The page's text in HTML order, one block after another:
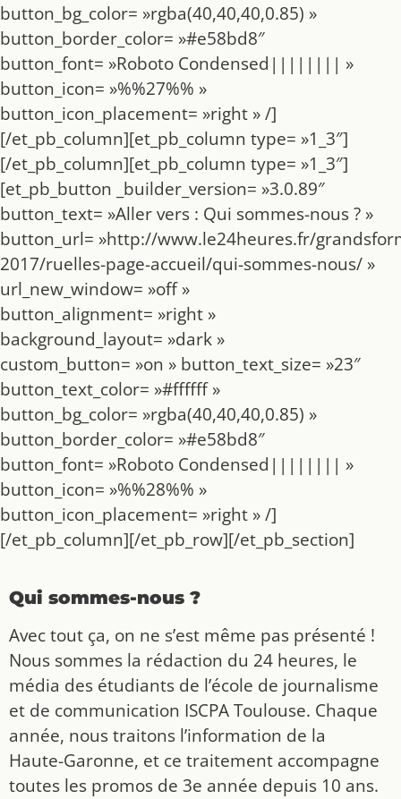
button_bg_color= »rgba(40,40,40,0.85) »
button_border_color= »#e58bd8″
button_font= »Roboto Condensed|||||||| »
button_icon= »%%27%% »
button_icon_placement= »right » /]
[/et_pb_column][et_pb_column type= »1_3″]
[/et_pb_column][et_pb_column type= »1_3″]
[et_pb_button _builder_version= »3.0.89″
button_text= »Aller vers : Qui sommes-nous ? »
button_url= »http://www.le24heures.fr/
2017/ruelles-page-accueil/qui-sommes-nous/ »
url_new_window= »off »
button_alignment= »right »
background_layout= »dark »
custom_button= »on » button_text_size= »23″
button_text_color= »#ffffff »
button_bg_color= »rgba(40,40,40,0.85) »
button_border_color= »#e58bd8″
button_font= »Roboto Condensed|||||||| »
button_icon= »%%28%% »
button_icon_placement= »right » /]
[/et_pb_column][/et_pb_row][/et_pb_section]
Qui sommes-nous ?
Avec tout ça, on ne s’est même pas présenté !
Nous sommes la rédaction du 24 heures, le
média des étudiants de l’école de journalisme
et de communication ISCPA Toulouse. Chaque
année, nous traitons l’information de la
Haute-Garonne, et ce traitement accompagne
toutes les promos de 3e année depuis 10 ans.